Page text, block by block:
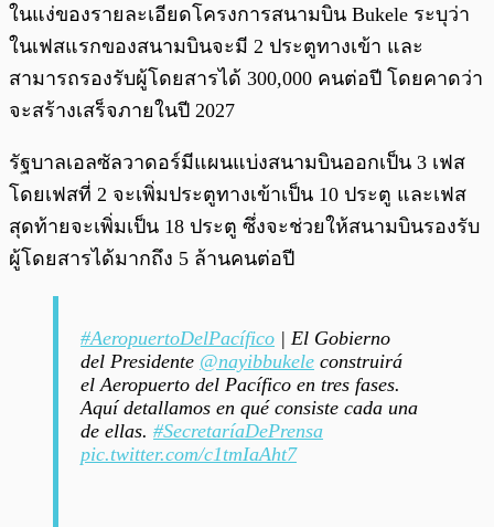
ในแง่ของรายละเอียดโครงการสนามบิน Bukele ระบุว่า
ในเฟสแรกของสนามบินจะมี 2 ประตูทางเข้า และ
สามารถรองรับผู้โดยสารได้ 300,000 คนต่อปี โดยคาดว่า
จะสร้างเสร็จภายในปี 2027
รัฐบาลเอลซัลวาดอร์มีแผนแบ่งสนามบินออกเป็น 3 เฟส
โดยเฟสที่ 2 จะเพิ่มประตูทางเข้าเป็น 10 ประตู และเฟส
สุดท้ายจะเพิ่มเป็น 18 ประตู ซึ่งจะช่วยให้สนามบินรองรับ
ผู้โดยสารได้มากถึง 5 ล้านคนต่อปี
#AeropuertoDelPacífico | El Gobierno
del Presidente @nayibbukele construirá
el Aeropuerto del Pacífico en tres fases.
Aquí detallamos en qué consiste cada una
de ellas. #SecretaríaDePrensa
pic.twitter.com/c1tmIaAht7